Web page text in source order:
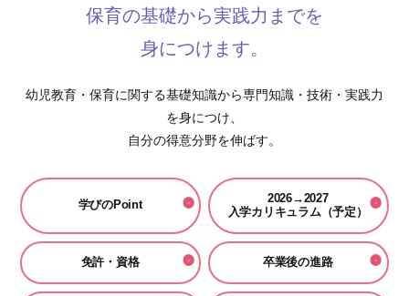
保育の基礎から実践力までを
身につけます。
幼児教育・保育に関する基礎知識から専門知識・技術・実践力
を身につけ、
自分の得意分野を伸ばす。
学びのPoint
2026→2027
入学カリキュラム（予定）
免許・資格 卒業後の進路